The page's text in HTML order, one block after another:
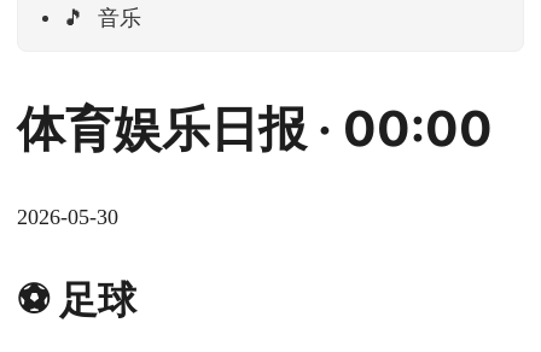
🎵 音乐
体育娱乐日报 · 00:00
2026-05-30
⚽ 足球